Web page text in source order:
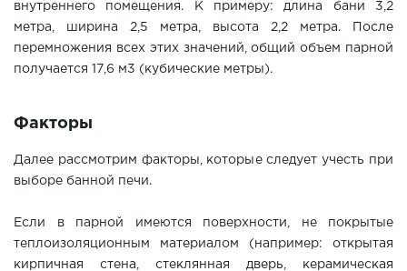
внутреннего помещения. К примеру: длина бани 3,2
метра, ширина 2,5 метра, высота 2,2 метра. После
перемножения всех этих значений, общий объем парной
получается 17,6 м3 (кубические метры).
Факторы
Далее рассмотрим факторы, которые следует учесть при
выборе банной печи.
Если в парной имеются поверхности, не покрытые
теплоизоляционным материалом (например: открытая
кирпичная стена, стеклянная дверь, керамическая